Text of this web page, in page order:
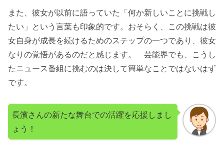
また、彼女が以前に語っていた「何か新しいことに挑戦し
たい」という言葉も印象的です。おそらく、この挑戦は彼
女自身が成長を続けるためのステップの一つであり、彼女
なりの覚悟があるのだと感じます。 芸能界でも、こうし
たニュース番組に挑むのは決して簡単なことではないはず
です。
長濱さんの新たな舞台での活躍を応援しまし
ょう！